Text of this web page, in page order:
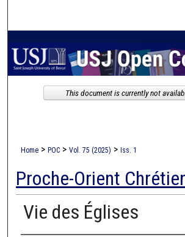
My Account
Digital Commons
Home > POC > Vol. 75 (2025) > Iss. 1
Proche-Orient
Vie des Églises
This document is currently not